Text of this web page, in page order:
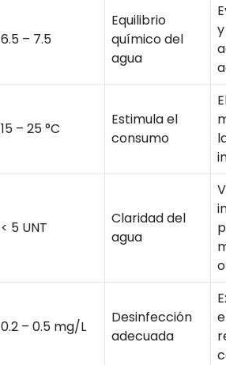
6.5 – 7.5
Equilibrio
químico del
agua
15 – 25 °C
Estimula el
consumo
< 5 UNT
Claridad del
agua
0.2 – 0.5 mg/L
Desinfección
adecuada